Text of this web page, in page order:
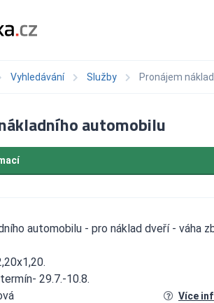
Vyhledávání Služby Pronájem
automobilu
automobilu - pro náklad dveří - váha
29.7.-10.8.
Více